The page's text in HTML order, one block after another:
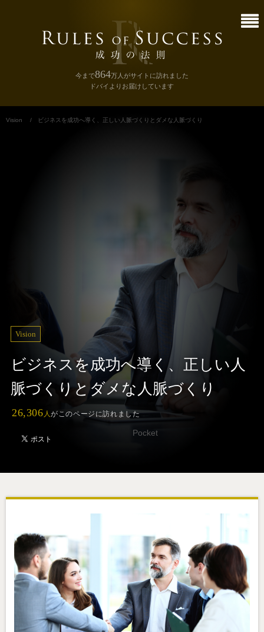
今まで864万人 がサイトに訪れました
ドバイよりお届けしています
Vision / ビジネスを成功へ導く、正しい人脈づくりとダメな人脈づくり
Vision
ビジネスを成功へ導く、正しい人
脈づくりとダメな人脈づくり
26,306 人がこのページに訪れました
Pocket